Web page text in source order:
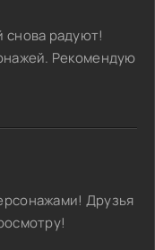
снова радуют!
Рекомендую
Друзья